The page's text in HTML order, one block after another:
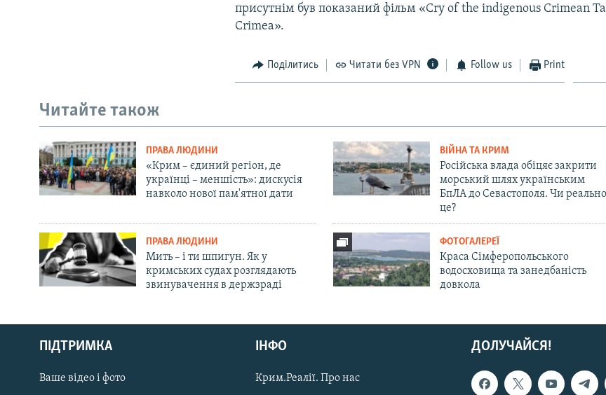
Русский
Qırımtatar
ДОЛУЧАЙСЯ!
присутнім був показаний фільм «Cry of the indigenous Crimean
Crimea».
Поділитись Читати без VPN Follow us Print
Читайте також
ПРАВА ЛЮДИНИ
«Крим – єдиний регіон, де
українці – меншість»: дискусія
навколо нової пам'ятної дати
ВІЙНА ТА КРИМ
Російська влада обіцяє закрити
морський шлях українським
БпЛА до Севастополя. Чи реально
це?
ПРАВА ЛЮДИНИ
Мить – і ти шпигун. Як у
кримських судах розглядають
звинувачення в держзраді
ФОТОГАЛЕРЕЇ
Краса Сімферопольського
водосховища та занедбаність
довкола
ДОЛУЧАЙСЯ!
ПІДТРИМКА
Ваше відео і фото
ІНФО
Крим.Реалії. Про нас